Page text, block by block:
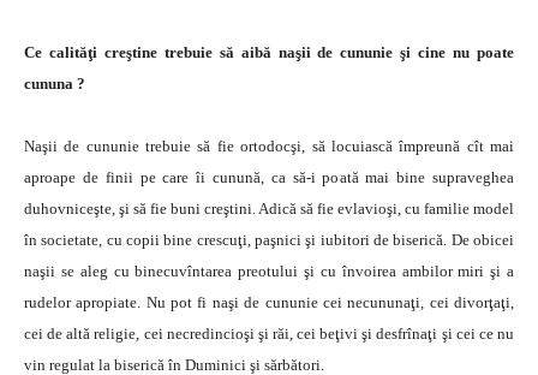
Ce calităţi creştine trebuie să aibă naşii de cununie şi cine nu poate
cununa ?
Naşii de cununie trebuie să fie ortodocşi, să locuiască împreună cît mai
aproape de finii pe care îi cunună, ca să-i poată mai bine supraveghea
duhovniceşte, şi să fie buni creştini. Adică să fie evlavioşi, cu familie model
în societate, cu copii bine crescuţi, paşnici şi iubitori de biserică. De obicei
naşii se aleg cu binecuvîntarea preotului şi cu învoirea ambilor miri şi a
rudelor apropiate. Nu pot fi naşi de cununie cei necununaţi, cei divorţaţi,
cei de altă religie, cei necredincioşi şi răi, cei beţivi şi desfrînaţi şi cei ce nu
vin regulat la biserică în Duminici şi sărbători.